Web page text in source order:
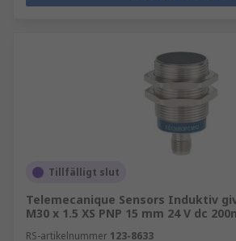
Tillfälligt slut
Telemecanique Sensors Induktiv
M30 x 1.5 XS PNP 15 mm 24 V dc
RS-artikelnummer 123-8633